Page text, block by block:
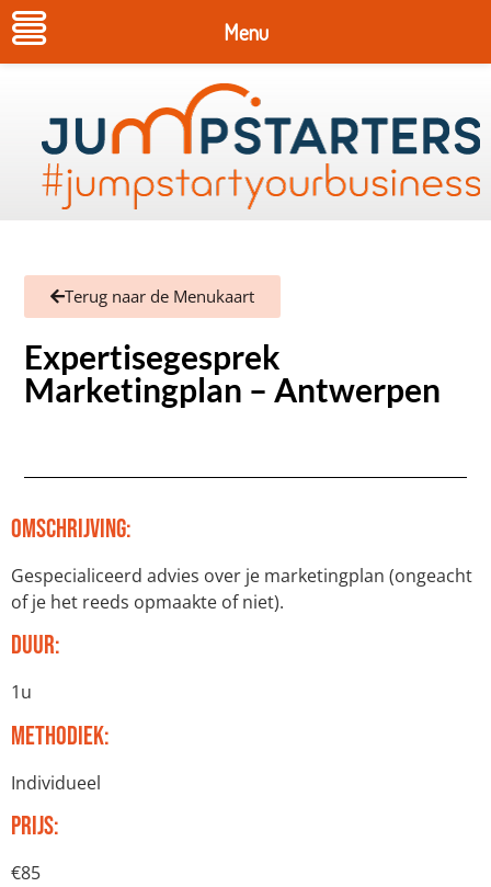
Terug naar de Menukaart
Expertisegesprek
Marketingplan – Antwerpen
Omschrijving:
Gespecialiceerd advies over je marketingplan (ongeacht
of je het reeds opmaakte of niet).
Duur:
1u
Methodiek:
Individueel
Prijs:
€85
Menu